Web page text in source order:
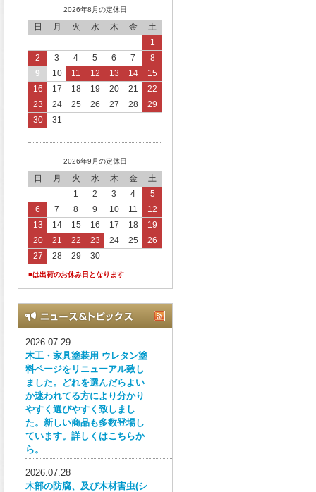
2026年8月の定休日
日 月 火 水 木 金
土
1
2
3 4 5 6 7
8
9
10 11 12 13 14
15
16
17 18 19 20 21
22
23
24 25 26 27 28
29
30
31
2026年9月の定休日
日 月 火 水 木 金
土
1
2 3 4
5
6
7 8 9 10 11
12
13
14 15 16 17 18
19
20
21 22 23 24 25
26
27
28 29 30
■は出荷のお休み日となります
2026.07.29
木工・家具塗装用 ウレタン塗
料ページをリニューアル致し
ました。どれを選んだらよい
か迷われてる方により分かり
やすく選びやすく致しまし
た。新しい商品も多数登場し
ています。詳しくはこちらか
ら。
2026.07.28
木部の防腐、及び木材害虫(シ